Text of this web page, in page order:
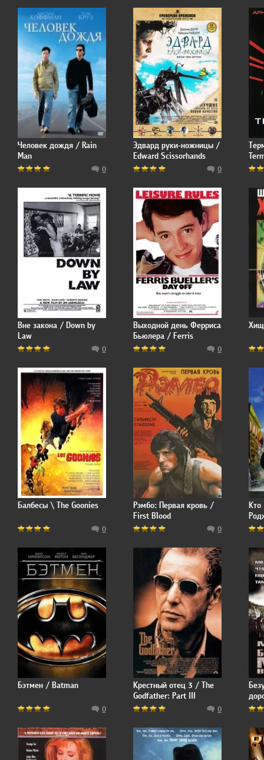
Человек дождя / Rain
Man
0
Эдвард руки-ножницы /
Edward Scissorhands
0
Вне закона / Down by
Law
0
Выходной день Ферриса
Бьюлера / Ferris
Bueller's Day Off
0
Балбесы \ The Goonies
0
Рэмбо: Первая кровь /
First Blood
0
Кто
Бэтмен / Batman
0
Крестный отец 3 / The
Godfather: Part III
0